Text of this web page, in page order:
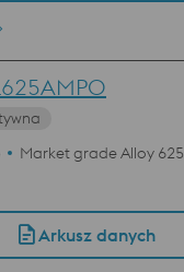
Market grade Alloy 625
Arkusz danych